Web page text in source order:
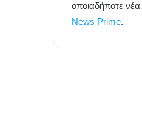
οποιαδήποτε
News Prime.